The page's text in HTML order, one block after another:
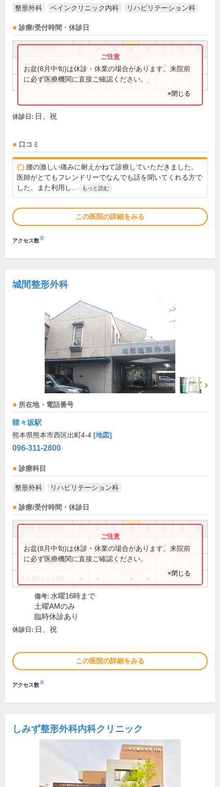
整形外科 ペインクリニック内科 リハビリテーション科
診療/受付時間・休診日
祝
9:00～13:00 ● ● ● ● ●
14:00～18:00 ● ● ●
お盆(8月中旬)は休診・休業の場合があります。来院前
に必ず医療機関に直接ご確認ください。
×閉じる
休診日: 日、祝
口コミ
腰の激しい痛みに耐えかねて診療していただきました。
医師がとてもフレンドリーでなんでも話を聞いてくれる方で
した。また利用し...
もっと読む
この医院の詳細をみる
アクセス数※
城間整形外科
所在地・電話番号
韓々坂駅
熊本県熊本市西区出町4-4 [地図]
096-311-2800
診療科目
整形外科 リハビリテーション科
診療/受付時間・休診日
祝
9:00～12:00 ● ● ● ● ●
14:00～16:00 ●
お盆(8月中旬)は休診・休業の場合があります。来院前
に必ず医療機関に直接ご確認ください。
×閉じる
備考: 水曜16時まで
土曜AMのみ
臨時休診あり
休診日: 日、祝
この医院の詳細をみる
アクセス数※
しみず整形外科内科クリニック